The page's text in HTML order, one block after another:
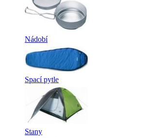
Nádobí
Spací pytle
Stany